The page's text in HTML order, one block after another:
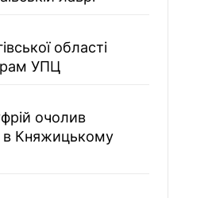
області
УПЦ
очолив
в Княжицькому